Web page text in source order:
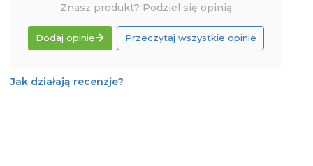
Znasz produkt? Podziel się opinią
Dodaj opinię Przeczytaj wszystkie opinie
Jak działają recenzje?